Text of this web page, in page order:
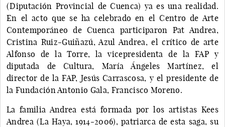
(Diputación Provincial de Cuenca) ya es una realidad.
En el acto que se ha celebrado en el Centro de Arte
Contemporáneo de Cuenca participaron Pat Andrea,
Cristina Ruiz-Guiñazú, Azul Andrea, el crítico de arte
Alfonso de la Torre, la vicepresidenta de la FAP y
diputada de Cultura, María Ángeles Martínez, el
director de la FAP, Jesús Carrascosa, y el presidente de
la Fundación Antonio Gala, Francisco Moreno.
La familia Andrea está formada por los artistas Kees
Andrea (La Haya, 1914-2006), patriarca de esta saga, su